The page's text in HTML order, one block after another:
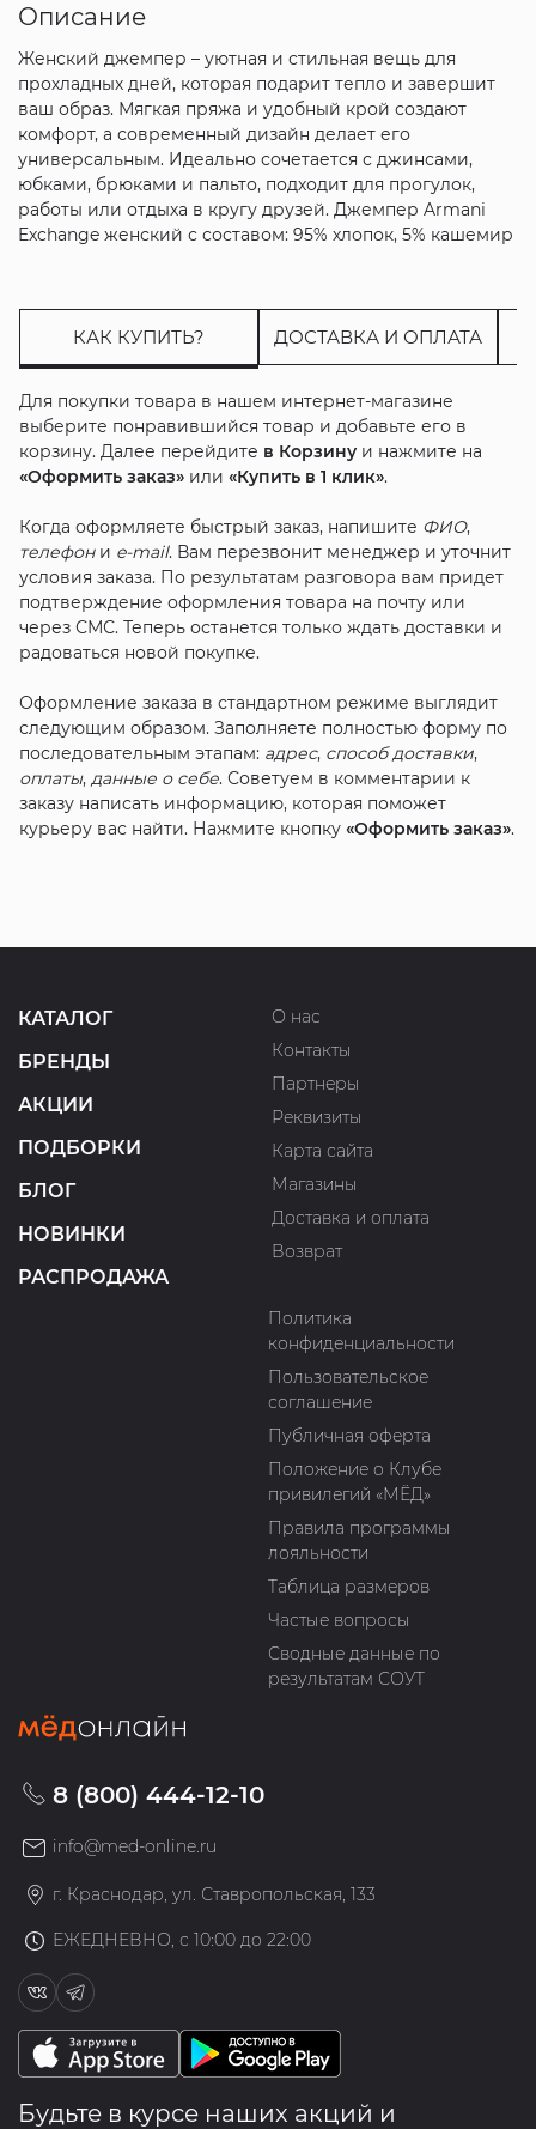
Описание
Женский джемпер – уютная и стильная вещь для
прохладных дней, которая подарит тепло и завершит
ваш образ. Мягкая пряжа и удобный крой создают
комфорт, а современный дизайн делает его
универсальным. Идеально сочетается с джинсами,
юбками, брюками и пальто, подходит для прогулок,
работы или отдыха в кругу друзей. Джемпер Armani
Exchange женский с составом: 95% хлопок, 5% кашемир
КАК КУПИТЬ? ДОСТАВКА И ОПЛАТА
Для покупки товара в нашем интернет-магазине
выберите понравившийся товар и добавьте его в
корзину. Далее перейдите в Корзинуи нажмите на
«Оформить заказ»или «Купить в 1 клик».
Когда оформляете быстрый заказ, напишите ФИО,
телефони e-mail. Вам перезвонит менеджер и уточнит
условия заказа. По результатам разговора вам придет
подтверждение оформления товара на почту или
через СМС. Теперь останется только ждать доставки и
радоваться новой покупке.
Оформление заказа в стандартном режиме выглядит
следующим образом. Заполняете полностью форму по
последовательным этапам: адрес, способ доставки,
оплаты, данные о себе. Советуем в комментарии к
заказу написать информацию, которая поможет
курьеру вас найти. Нажмите кнопку «Оформить заказ».
КАТАЛОГ
БРЕНДЫ
АКЦИИ
ПОДБОРКИ
БЛОГ
НОВИНКИ
РАСПРОДАЖА
О нас
Контакты
Партнеры
Реквизиты
Карта сайта
Магазины
Доставка и оплата
Возврат
Политика
конфиденциальности
Пользовательское
соглашение
Публичная оферта
Положение о Клубе
привилегий «МЁД»
Правила программы
лояльности
Таблица размеров
Частые вопросы
Сводные данные по
результатам СОУТ
8 (800) 444-12-10
info@med-online.ru
г. Краснодар, ул. Ставропольская, 133
ЕЖЕДНЕВНО, с 10:00 до 22:00
Будьте в курсе наших акций и